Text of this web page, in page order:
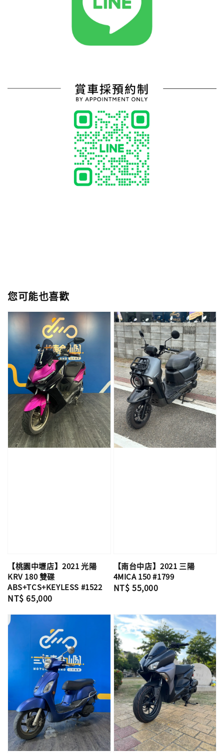
您可能也喜歡
【桃園中壢店】2021 光陽
KRV 180 雙碟
ABS+TCS+KEYLESS #1522
Regular
NT$ 65,000
【南台中店】2021 三陽
4MICA 150 #1799
Regular
NT$ 55,000